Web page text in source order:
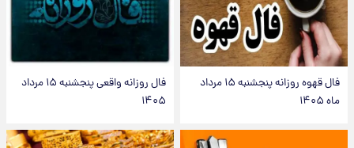
فال قهوه روزانه پنجشنبه ۱۵ مرداد
ماه ۱۴۰۵
فال روزانه واقعی پنجشنبه ۱۵ مرداد
۱۴۰۵